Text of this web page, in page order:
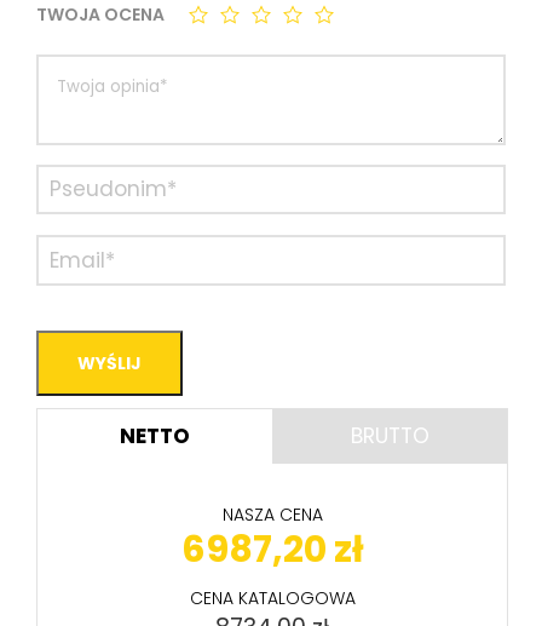
TWOJA OCENA
NETTO BRUTTO
NASZA CENA
6987,20zł
CENA KATALOGOWA